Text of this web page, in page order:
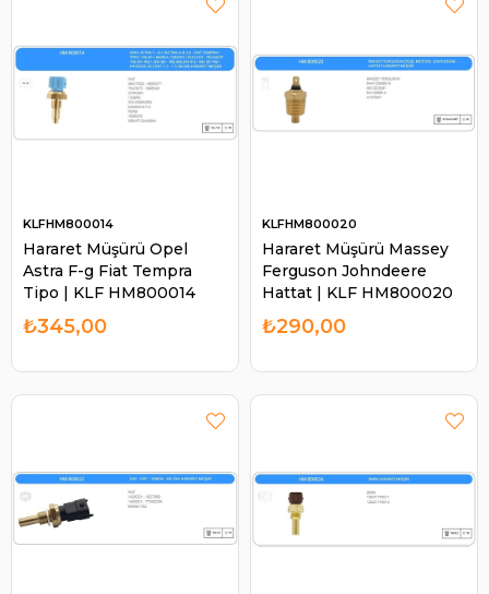
Hararet Müşürü Opel
Astra F-g Fiat Tempra
Tipo | KLF HM800014
KLFHM800014
₺345,00
Hararet Müşürü Massey
Ferguson Johndeere
Hattat | KLF HM800020
KLFHM800020
₺290,00